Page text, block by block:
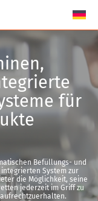
für
Befüllungs- und
System zur
die Möglichkeit, seine
jederzeit im Griff zu